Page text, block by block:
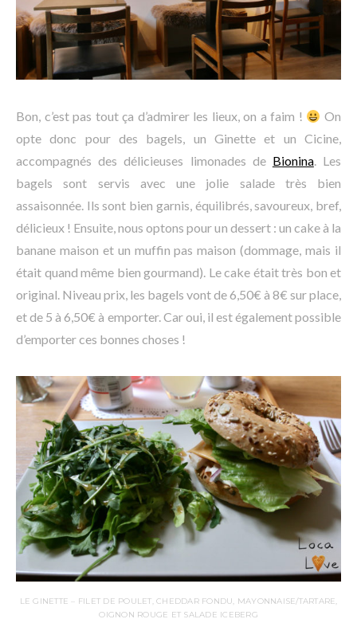
Bon, c’est pas tout ça d’admirer les lieux, on a faim !
On
opte donc pour des bagels, un Ginette et un Cicine,
accompagnés des délicieuses limonades de Bionina. Les
bagels sont servis avec une jolie salade très bien
assaisonnée. Ils sont bien garnis, équilibrés, savoureux, bref,
délicieux ! Ensuite, nous optons pour un dessert : un cake à la
banane maison et un muffin pas maison (dommage, mais il
était quand même bien gourmand). Le cake était très bon et
original. Niveau prix, les bagels vont de 6,50€ à 8€ sur place,
et de 5 à 6,50€ à emporter. Car oui, il est également possible
d’emporter ces bonnes choses !
LE GINETTE – FILET DE POULET, CHEDDAR FONDU, MAYONNAISE/TARTARE,
OIGNON ROUGE ET SALADE ICEBERG